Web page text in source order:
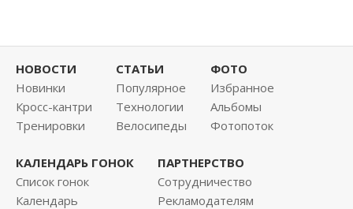
НОВОСТИ
Новинки
Кросс-кантри
Тренировки
СТАТЬИ
Популярное
Технологии
Велосипеды
ФОТО
Избранное
Альбомы
Фотопоток
КАЛЕНДАРЬ ГОНОК
Список гонок
Календарь
ПАРТНЕРСТВО
Сотрудничество
Рекламодателям